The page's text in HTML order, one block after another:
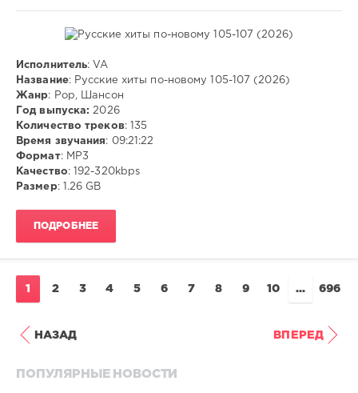
Музыка
ivashka
Исполнитель: VA
Название: Русские хиты по-новому 105-107 (2026)
Жанр: Pop, Шансон
Год выпуска: 2026
Количество треков: 135
Время звучания: 09:21:22
Формат: MP3
Качество: 192-320kbps
Размер: 1.26 GB
ПОДРОБНЕЕ
1 2 3 4 5 6 7 8 9 10 ... 696
НАЗАД ВПЕРЕД
ПОПУЛЯРНЫЕ НОВОСТИ